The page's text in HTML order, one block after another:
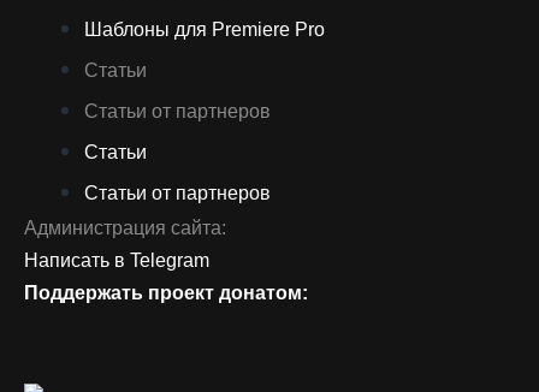
Шаблоны для Premiere Pro
Статьи
Статьи от партнеров
Статьи
Статьи от партнеров
Администрация сайта:
Написать в Telegram
Поддержать проект донатом: